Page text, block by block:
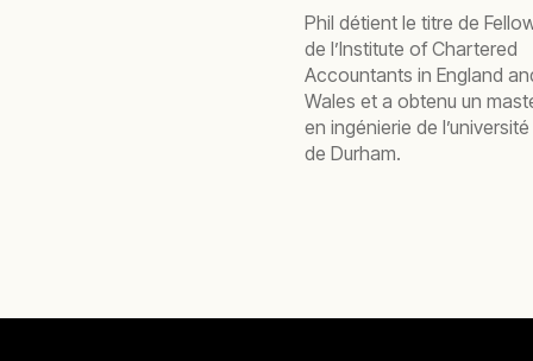
Phil détient le titre de
de l’Institute of Chartered
Accountants in England
Wales et a obtenu un
en ingénierie de l’université
de Durham.